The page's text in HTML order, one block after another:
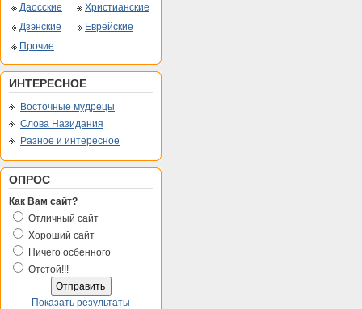
Даосские
Христианские
Дзэнские
Еврейские
Прочие
ИНТЕРЕСНОЕ
Восточные мудрецы
Слова Назидания
Разное и интересное
ОПРОС
Как Вам сайт?
Отличный сайт
Хороший сайт
Ничего осбенного
Отстой!!!
Показать результаты